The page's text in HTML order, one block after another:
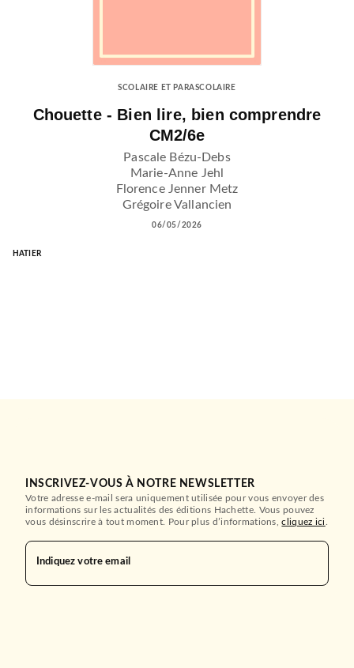
SCOLAIRE ET PARASCOLAIRE
Chouette - Bien lire, bien comprendre
CM2/6e
Pascale Bézu-Debs
Marie-Anne Jehl
Florence Jenner Metz
Grégoire Vallancien
06/05/2026
HATIER
INSCRIVEZ-VOUS À NOTRE NEWSLETTER
Votre adresse e-mail sera uniquement utilisée pour vous envoyer des
informations sur les actualités des éditions Hachette. Vous pouvez
vous désinscrire à tout moment. Pour plus d’informations,cliquez ici
Indiquez votre email